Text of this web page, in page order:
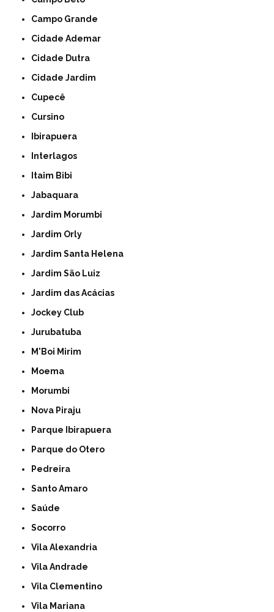
Campo Grande
Cidade Ademar
Cidade Dutra
Cidade Jardim
Cupecê
Cursino
Ibirapuera
Interlagos
Itaim Bibi
Jabaquara
Jardim Morumbi
Jardim Orly
Jardim Santa Helena
Jardim São Luiz
Jardim das Acácias
Jockey Club
Jurubatuba
M'Boi Mirim
Moema
Morumbi
Nova Piraju
Parque Ibirapuera
Parque do Otero
Pedreira
Santo Amaro
Saúde
Socorro
Vila Alexandria
Vila Andrade
Vila Clementino
Vila Mariana